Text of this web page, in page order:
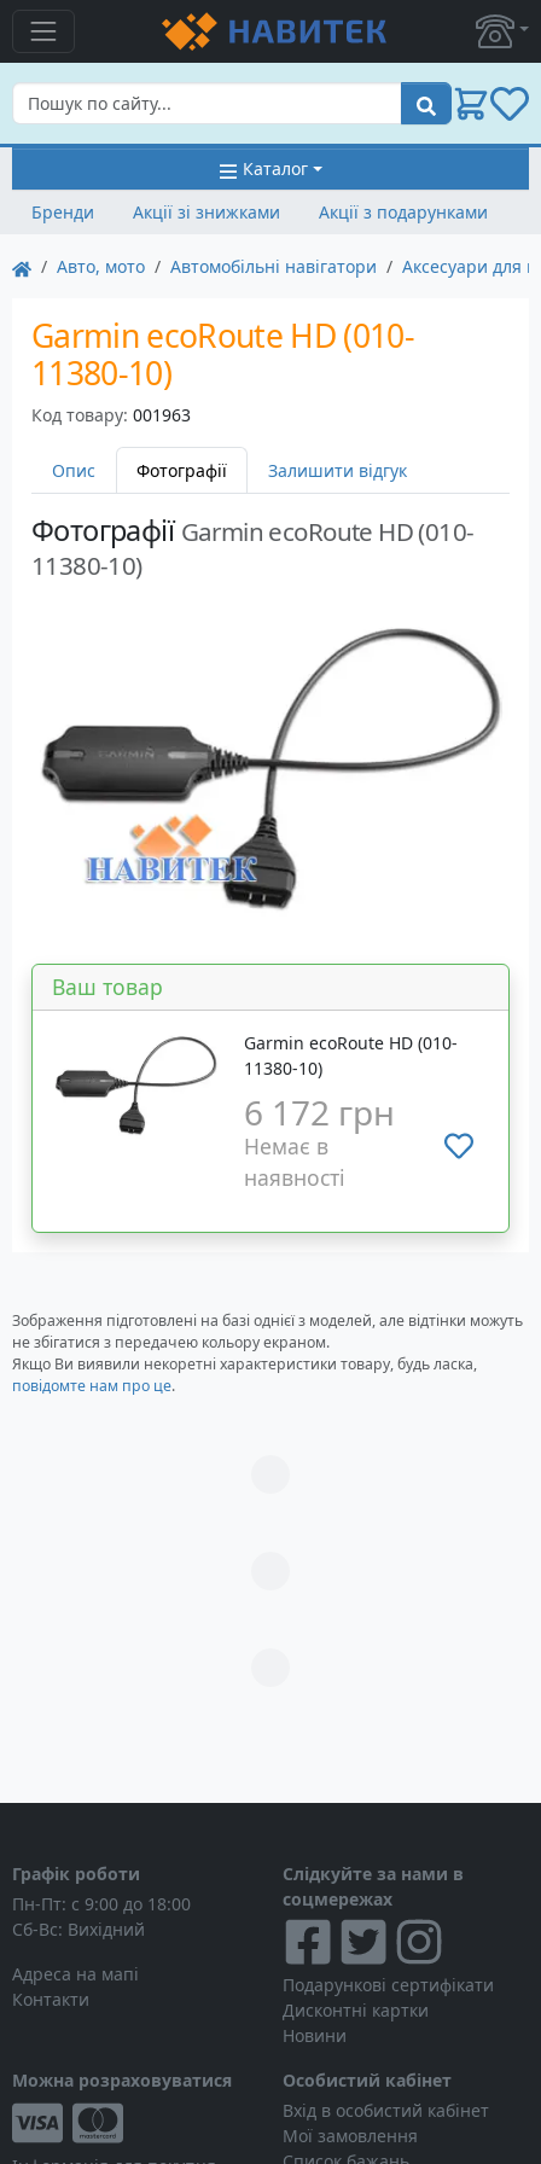
Пошук
Каталог
Бренди
Акції зі знижками Акції з подарунками
Авто, мото Автомобільні навігатори Аксесуари для
Garmin ecoRoute HD (010-
11380-10)
Код товару: 001963
Опис Фотографії Залишити відгук
ФотографіїGarmin ecoRoute HD (010-
11380-10)
Ваш товар
Garmin ecoRoute HD (010-
11380-10)
6 172 грн
Немає в
наявності
Зображення підготовлені на базі однієї з моделей, але відтінки можуть
не збігатися з передачею кольору екраном.
Якщо Ви виявили некоретні характеристики товару, будь ласка,
повідомте нам про це.
Графік роботи
Пн-Пт: с 9:00 до 18:00
Сб-Вс: Вихідний
Адреса на мапі
Контакти
Слідкуйте за нами в
соцмережах
Подарункові сертифікати
Дисконтні картки
Новини
Можна розраховуватися
Особистий кабінет
Вхід в особистий кабінет
Мої замовлення